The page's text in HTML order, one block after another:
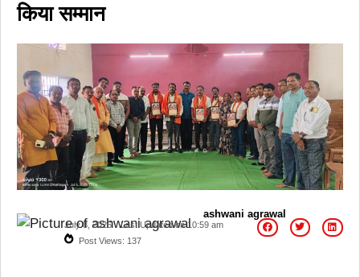
किया सम्मान
ashwani agrawal
July 8, 2026 Last Updated on 10:59 am
Post Views: 137